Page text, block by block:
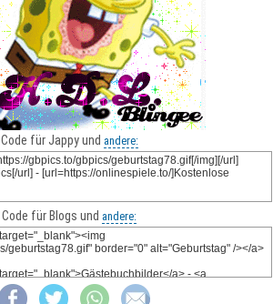
Code für Jappy und andere:
Code für Blogs und andere: